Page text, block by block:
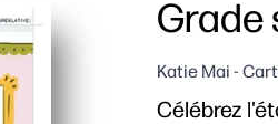
Grade
Katie Mai -
Célébrez